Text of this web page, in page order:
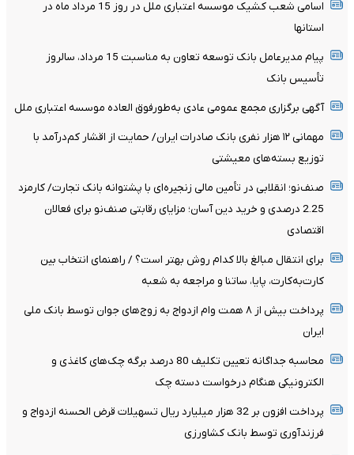
اسامی شعب کشیک موسسه اعتباری ملل در روز 15 مرداد ماه در
استانها
پیام مدیرعامل بانک توسعه تعاون به مناسبت 15 مرداد، سالروز
تأسیس بانک
آگهی برگزاری مجمع عمومی عادی به‌طورفوق العاده موسسه اعتباری ملل
مهمانی ۱۲ هزار نفری بانک صادرات ایران/ حمایت از اقشار کم‌درآمد با
توزیع بسته‌های معیشتی
صنف‌نو؛ انقلابی در تأمین مالی زنجیره‌ای با پشتوانه بانک تجارت/ کارمزد
2.25 درصدی و خرید دین آسان؛ مزایای رقابتی صنف‌نو برای فعالان
اقتصادی
برای انتقال مبالغ بالا کدام روش بهتر است؟ / راهنمای انتخاب بین
کارت‌به‌کارت، پایا، ساتنا و مراجعه به شعبه
پرداخت بیش از ۸ همت وام ازدواج به زوج‌های جوان توسط بانک ملی
ایران
محاسبه جداگانه تعیین تکلیف 80 درصد برگه چک‌های کاغذی و
الکترونیکی هنگام درخواست دسته چک
پرداخت افزون بر 32 هزار میلیارد ریال تسهیلات قرض الحسنه ازدواج و
فرزندآوری توسط بانک کشاورزی